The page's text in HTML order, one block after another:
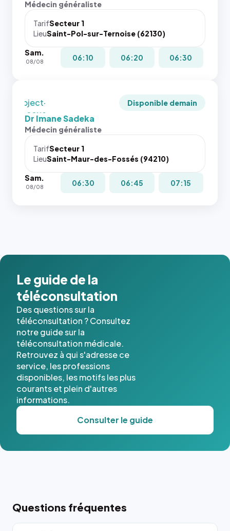
dans ce
cas. #}
navigateur
pas la
place, et
dernières
images de
l'annuaire
dans ce
cas. #}
Médecin généraliste
TarifSecteur 1
LieuSaint-Pol-sur-Ternoise (62130)
Sam.
08/08 06:10 06:20 06:30
juste à
toutes les
puisque la
`object-
fit: cover`.
Sans ces
navigateur
pas la
place, et
Disponible demain
Dr Imane Sadeka
Médecin généraliste
TarifSecteur 1
LieuSaint-Maur-des-Fossés (94210)
Sam.
08/08 06:30 06:45 07:15
Le guide de la
téléconsultation
Des questions sur la
téléconsultation ? Consultez
notre guide sur la
téléconsultation médicale.
Retrouvez à qui s'adresse ce
service, les professions
disponibles, les motifs les plus
courants et plein d'autres
informations.
Consulter le guide
Questions fréquentes